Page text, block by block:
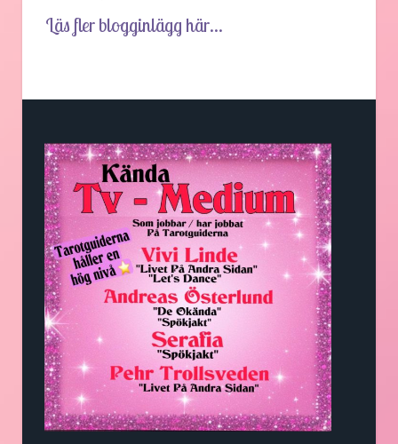
Läs fler blogginlägg här...